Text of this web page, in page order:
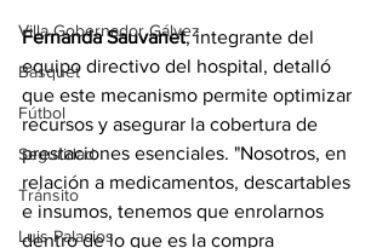
Villa Gobernador Gálvez
Básquet
Fútbol
Seguridad
Tránsito
Luis Palacios
Fernanda Sauvanet, integrante del
equipo directivo del hospital, detalló
que este mecanismo permite optimizar
recursos y asegurar la cobertura de
prestaciones esenciales. "Nosotros, en
relación a medicamentos, descartables
e insumos, tenemos que enrolarnos
dentro de lo que es la compra